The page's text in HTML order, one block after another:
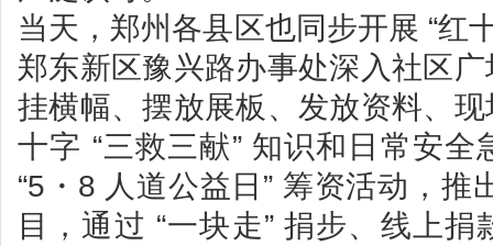
当天，郑州各县区也同步开展 “红
郑东新区豫兴路办事处深入社区
挂横幅、摆放展板、发放资料、
十字 “三救三献” 知识和日常安
“5・8 人道公益日” 筹资活动，推
目，通过 “一块走” 捐步、线上